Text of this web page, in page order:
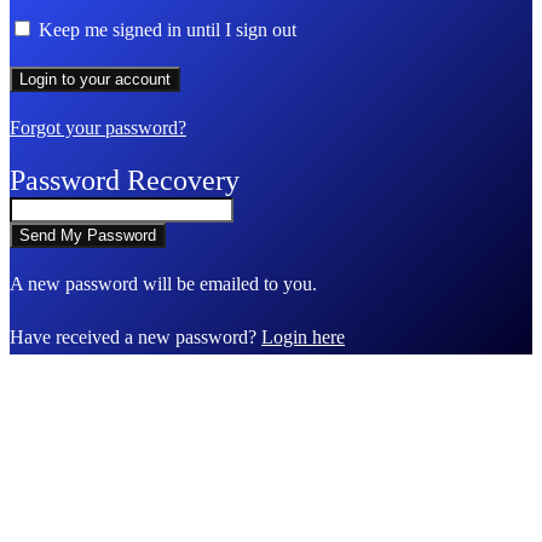
Keep me signed in until I sign out
Forgot your password?
Password Recovery
A new password will be emailed to you.
Have received a new password? Login here